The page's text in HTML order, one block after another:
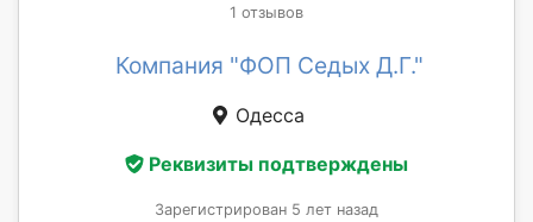
1 отзывов
Компания "ФОП Седых Д.Г."
Одесса
Реквизиты подтверждены
Зарегистрирован 5 лет назад